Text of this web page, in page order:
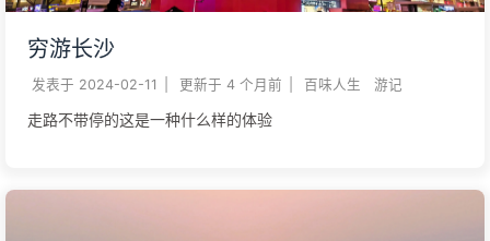
穷游长沙
发表于 2024-02-11 更新于 4 个月前 百味人生 游记
走路不带停的这是一种什么样的体验